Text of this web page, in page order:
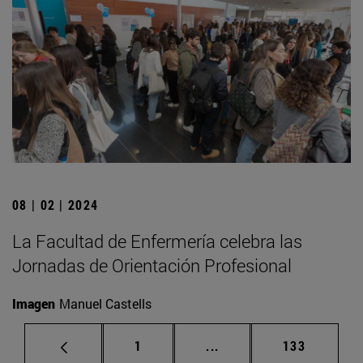
08 | 02 | 2024
La Facultad de Enfermería celebra las
Jornadas de Orientación Profesional
Imagen Manuel Castells
Página
1 ... Páginas intermedias
Página
133